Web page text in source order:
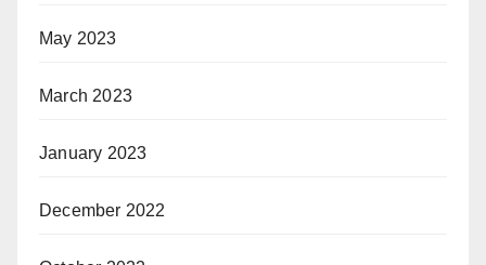
May 2023
March 2023
January 2023
December 2022